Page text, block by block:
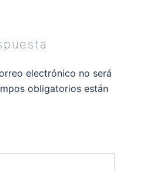
electrónico no será
obligatorios están